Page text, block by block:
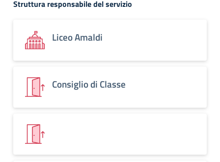
Struttura responsabile del servizio
Liceo Amaldi
Consiglio di Classe